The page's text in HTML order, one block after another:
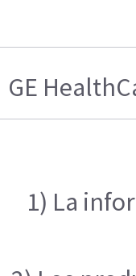
GE
1) La